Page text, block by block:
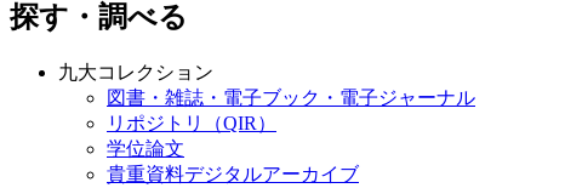
探す・調べる
九大コレクション
図書・雑誌・電子ブック・電子ジャーナル
リポジトリ（QIR）
学位論文
貴重資料デジタルアーカイブ